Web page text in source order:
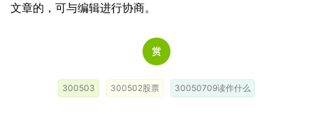
文章的，可与编辑进行协商。
300503 300502股票 30050709读作什么